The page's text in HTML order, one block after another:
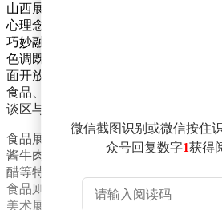
山西展团以“拓展老字号经营渠道、
心理念，携34家企业集中亮相。展区
巧妙融合晋派古建元素与现代简约风
色调既彰显三晋文化底蕴，又契合当
面开放布局，象征打破市场边界，汇
食品、醋品、酒类、工艺美术等六大
谈区与视频播放区，满足多元化需求。
食品展区香气四溢，六味斋的经典肉
酱牛肉、刘老醯儿的大同味醋系列、
醋等特色产品琳琅满目。永祥和闻喜
食品则推出全羊汤系列产品，吸引众
美术展区同样精彩纷呈，宇达青铜的
微信截图识别或微信按住
众号回复数字1获得